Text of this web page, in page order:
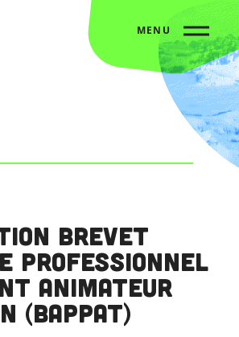
MENU
Brevet
Professionnel
Animateur
(BAPPAT)